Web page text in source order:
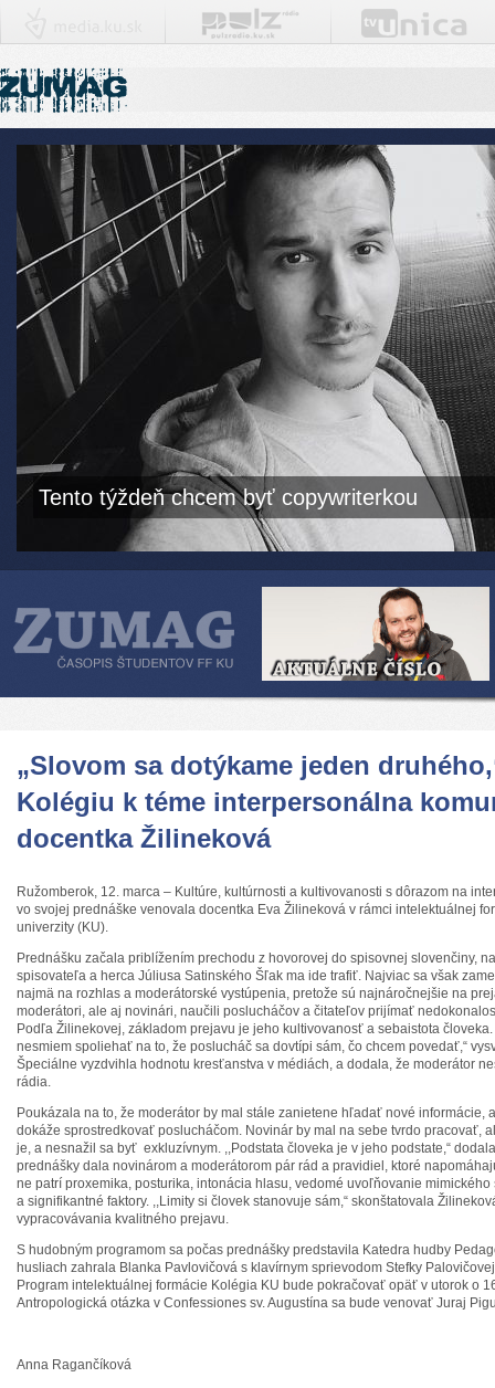
Tento týždeň chcem byť copywriterkou
„Slovom sa dotýkame jeden
Kolégiu k téme interpersonálna
docentka Žilineková
Ružomberok, 12. marca – Kultúre, kultúrnosti a kultivovanosti s dôrazom na
vo svojej prednáške venovala docentka Eva Žilineková v rámci intelektuálnej
univerzity (KU).
Prednášku začala priblížením prechodu z hovorovej do spisovnej slovenčiny,
spisovateľa a herca Júliusa Satinského Šľak ma ide trafiť. Najviac sa však
najmä na rozhlas a moderátorské vystúpenia, pretože sú najnáročnejšie na
moderátori, ale aj novinári, naučili poslucháčov a čitateľov prijímať
Podľa Žilinekovej, základom prejavu je jeho kultivovanosť a sebaistota človeka.
nesmiem spoliehať na to, že poslucháč sa dovtípi sám, čo chcem povedať,“
Špeciálne vyzdvihla hodnotu kresťanstva v médiách, a dodala, že moderátor
rádia.
Poukázala na to, že moderátor by mal stále zanietene hľadať nové informácie,
dokáže sprostredkovať poslucháčom. Novinár by mal na sebe tvrdo pracovať,
je, a nesnažil sa byť exkluzívnym. ,,Podstata človeka je v jeho podstate,“
prednášky dala novinárom a moderátorom pár rád a pravidiel, ktoré
ne patrí proxemika, posturika, intonácia hlasu, vedomé uvoľňovanie mimického
a signifikantné faktory. ,,Limity si človek stanovuje sám,“ skonštatovala
vypracovávania kvalitného prejavu.
S hudobným programom sa počas prednášky predstavila Katedra hudby
husliach zahrala Blanka Pavlovičová s klavírnym sprievodom Stefky
Program intelektuálnej formácie Kolégia KU bude pokračovať opäť v utorok o
Antropologická otázka v Confessiones sv. Augustína sa bude venovať Juraj
Anna Ragančíková